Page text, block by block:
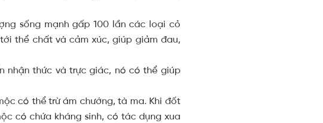
sống mạnh gấp 100 lần các loại cỏ
thể chất và cảm xúc, giúp giảm đau,
nhận thức và trực giác, nó có thể giúp
có thể trừ ám chướng, tà ma. Khi đốt
có chứa kháng sinh, có tác dụng xua